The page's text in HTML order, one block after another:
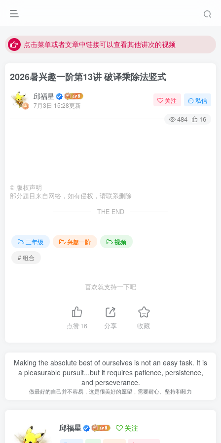
点击菜单或者文章中链接可以查看其他讲次的视频
视频无法观看的微信发消息给邱老师重置即可
2026暑兴趣一阶第13讲 破译乘除法竖式
邱福星
7月3日 15:28更新
关注 私信
484 16
© 版权声明
部分题目来自网络，如有侵权，请联系删除
THE END
三年级 兴趣一阶
视频
# 组合
喜欢就支持一下吧
点赞16 分享 收藏
Making the absolute best of ourselves is not an easy task. It is
a pleasurable pursuit...but it requires patience, persistence,
and perseverance.
做最好的自己并不容易，这是很美好的愿望，需要耐心、坚持和毅力
邱福星 关注